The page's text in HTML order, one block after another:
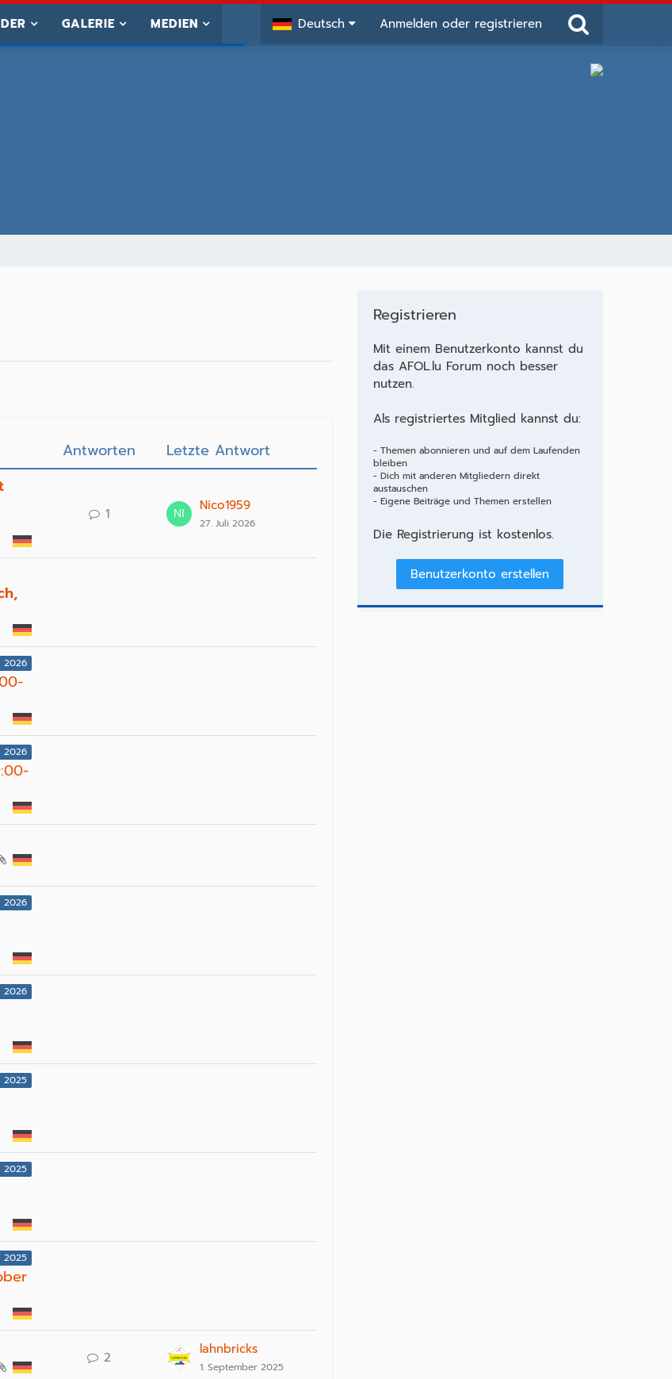
GALERIE MEDIEN Deutsch Anmelden oder registrieren
Antworten
Letzte Antwort
1 Nico1959
27. Juli 2026
2026
2026
2026
2026
2025
2025
2025
2 lahnbricks
1. September 2025
Registrieren
Mit einem Benutzerkonto kannst du
das AFOL.lu Forum noch besser
nutzen.
Als registriertes Mitglied kannst du:
- Themen abonnieren und auf dem Laufenden
bleiben
- Dich mit anderen Mitgliedern direkt
austauschen
- Eigene Beiträge und Themen erstellen
Die Registrierung ist kostenlos.
Benutzerkonto erstellen